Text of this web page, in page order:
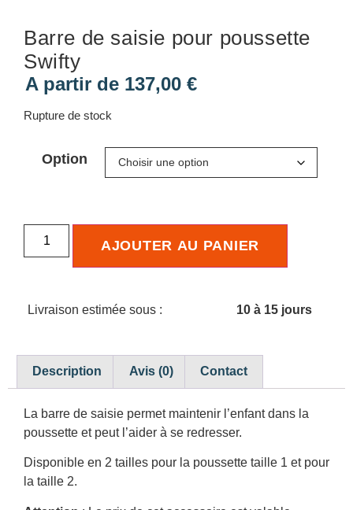
Barre de saisie pour poussette
Swifty
A partir de 137,00 €
Rupture de stock
Option
AJOUTER AU PANIER
Livraison estimée sous : 10 à 15 jours
Description Avis (0) Contact
La barre de saisie permet maintenir l’enfant dans la
poussette et peut l’aider à se redresser.
Disponible en 2 tailles pour la poussette taille 1 et pour
la taille 2.